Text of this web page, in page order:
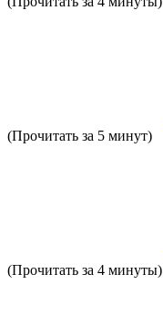
(Прочитать за 5 минут)
(Прочитать за 4 минуты)